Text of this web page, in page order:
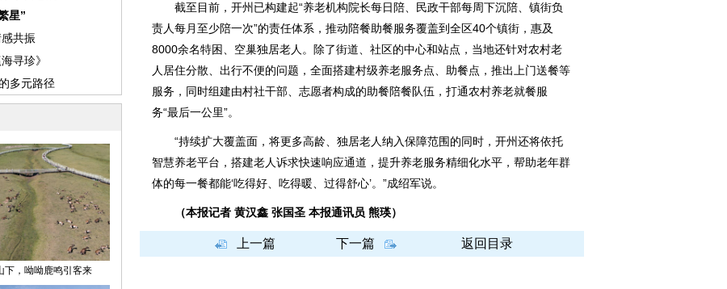
截至目前，开州已构建起“养老机构院长每日陪、民政干部每周下沉陪、镇街负
责人每月至少陪一次”的责任体系，推动陪餐助餐服务覆盖到全区40个镇街，惠及
8000余名特困、空巢独居老人。除了街道、社区的中心和站点，当地还针对农村老
人居住分散、出行不便的问题，全面搭建村级养老服务点、助餐点，推出上门送餐等
服务，同时组建由村社干部、志愿者构成的助餐陪餐队伍，打通农村养老就餐服
务“最后一公里”。
“持续扩大覆盖面，将更多高龄、独居老人纳入保障范围的同时，开州还将依托
智慧养老平台，搭建老人诉求快速响应通道，提升养老服务精细化水平，帮助老年群
体的每一餐都能‘吃得好、吃得暖、过得舒心’。”成绍军说。
（本报记者 黄汉鑫 张国圣 本报通讯员 熊瑛）
上一篇 下一篇 返回目录